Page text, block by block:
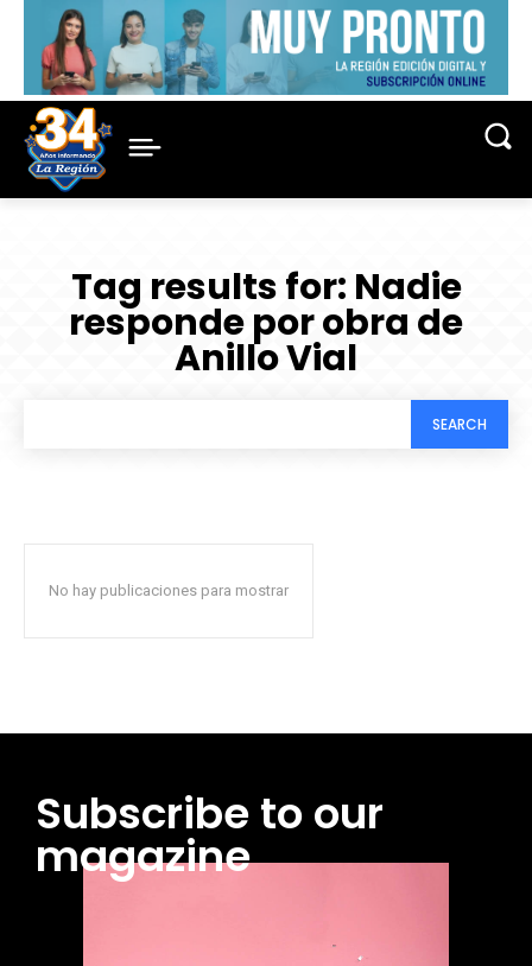
Tag results for: Nadie
responde por obra de
Anillo Vial
SEARCH
No hay publicaciones para mostrar
Subscribe to our
magazine